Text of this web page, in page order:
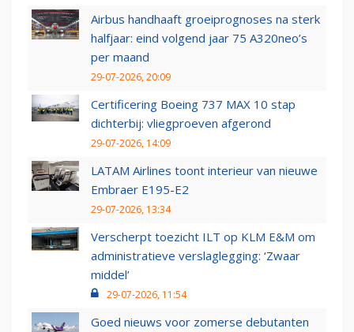
Airbus handhaaft groeiprognoses na sterk
halfjaar: eind volgend jaar 75 A320neo’s
per maand
29-07-2026, 20:09
Certificering Boeing 737 MAX 10 stap
dichterbij: vliegproeven afgerond
29-07-2026, 14:09
LATAM Airlines toont interieur van nieuwe
Embraer E195-E2
29-07-2026, 13:34
Verscherpt toezicht ILT op KLM E&M om
administratieve verslaglegging: ‘Zwaar
middel’
29-07-2026, 11:54
Goed nieuws voor zomerse debutanten